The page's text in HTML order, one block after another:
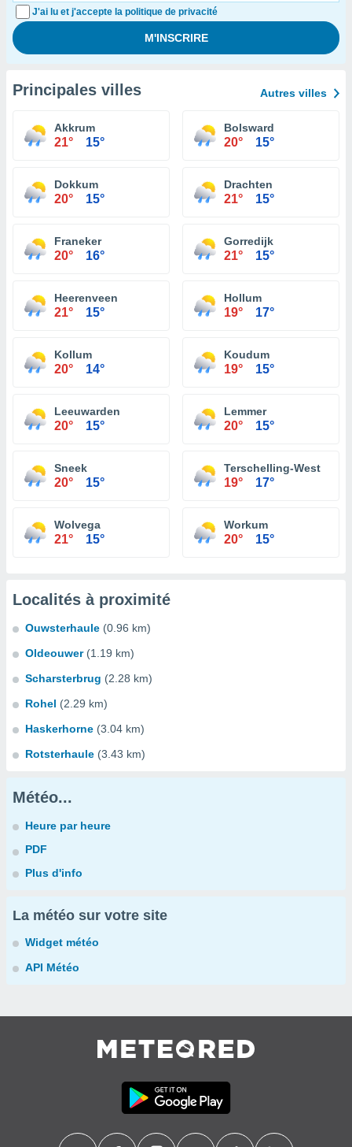
J'ai lu et j'accepte la politique de privacité
Principales villes Autres villes
Akkrum
21° 15°
Bolsward
20° 15°
Dokkum
20° 15°
Drachten
21° 15°
Franeker
20° 16°
Gorredijk
21° 15°
Heerenveen
21° 15°
Hollum
19° 17°
Kollum
20° 14°
Koudum
19° 15°
Leeuwarden
20° 15°
Lemmer
20° 15°
Sneek
20° 15°
Terschelling-West
19° 17°
Wolvega
21° 15°
Workum
20° 15°
Localités à proximité
Ouwsterhaule (0.96 km)
Oldeouwer (1.19 km)
Scharsterbrug (2.28 km)
Rohel (2.29 km)
Haskerhorne (3.04 km)
Rotsterhaule (3.43 km)
Météo...
Heure par heure
PDF
Plus d'info
La météo sur votre site
Widget météo
API Météo